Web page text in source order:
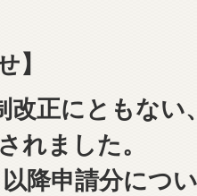
】
改正にともない
れました。
降申請分につ